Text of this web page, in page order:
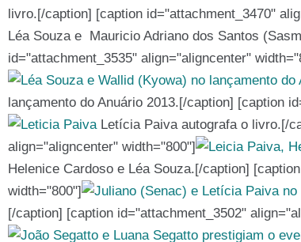
livro.[/caption] [caption id="attachment_3470"
Léa Souza e Mauricio Adriano dos Santos
id="attachment_3535" align="aligncenter"
lançamento do Anuário 2013.[/caption] [caption
Letícia Paiva autografa o livro.[/
align="aligncenter" width="800"]
Helenice Cardoso e Léa Souza.[/caption]
width="800"]
[/caption] [caption id="attachment_3502"